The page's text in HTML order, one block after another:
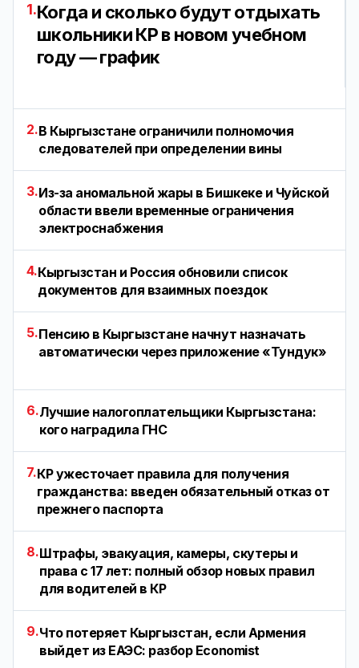
1.Когда и сколько будут отдыхать
школьники КР в новом учебном
году — график
2.В Кыргызстане ограничили полномочия
следователей при определении вины
3.Из-за аномальной жары в Бишкеке и Чуйской
области ввели временные ограничения
электроснабжения
4.Кыргызстан и Россия обновили список
документов для взаимных поездок
5.Пенсию в Кыргызстане начнут назначать
автоматически через приложение «Тундук»
6.Лучшие налогоплательщики Кыргызстана:
кого наградила ГНС
7.КР ужесточает правила для получения
гражданства: введен обязательный отказ от
прежнего паспорта
8.Штрафы, эвакуация, камеры, скутеры и
права с 17 лет: полный обзор новых правил
для водителей в КР
9.Что потеряет Кыргызстан, если Армения
выйдет из ЕАЭС: разбор Economist